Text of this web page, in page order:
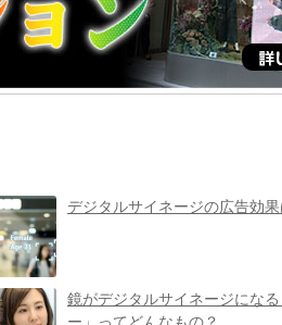
デジタルサイネージの広告効
鏡がデジタルサイネージにな
ー」ってどんなもの？